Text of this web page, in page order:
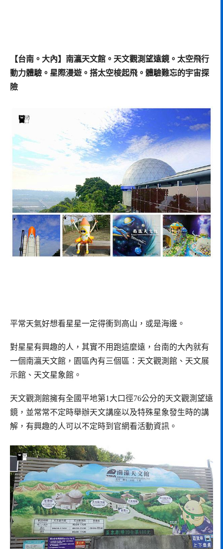
【台南。大內】南瀛天文館。天文觀測望遠鏡。太空飛行
動力體驗。星際漫遊。搭太空梭起飛。體驗難忘的宇宙探
險
平常天氣好想看星星一定得衝到高山，或是海邊。
對星星有興趣的人，其實不用跑這麼遠，台南的大內就有
一個南瀛天文館，園區內有三個區：天文觀測館、天文展
示館、天文星象館。
天文觀測館擁有全國平地第1大口徑76公分的天文觀測望遠
鏡，並常常不定時舉辦天文講座以及特殊星象發生時的講
解，有興趣的人可以不定時到官網看活動資訊。